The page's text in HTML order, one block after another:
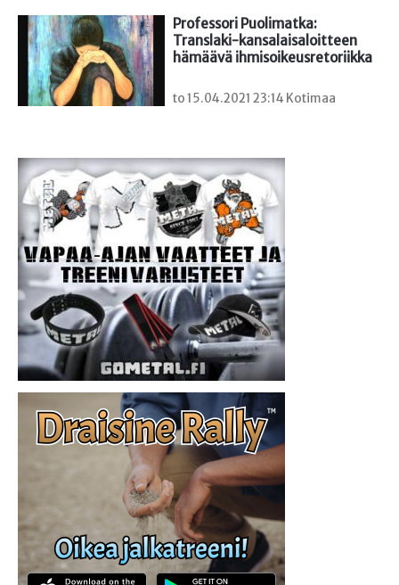
Professori Puolimatka:
Translaki-kansalaisaloitteen
hämäävä ihmisoikeusretoriikka
to 15.04.2021 23:14 Kotimaa